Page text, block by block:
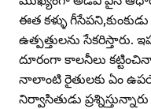
ఈత కళ్ళు
ఉత్పత్తులను
దూరంగా కాలనీలు
నాలాంటి రైతులకు ఏం
నిర్వాసితుడు ప్రశ్నిస్తున్నారు